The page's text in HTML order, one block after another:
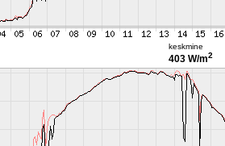
keskmine
403 W/m2